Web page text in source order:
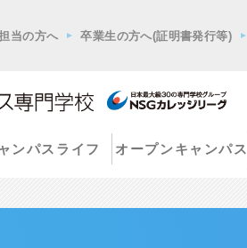
当の方へ 卒業生の方へ(証明書発行等)
ンパスライフ オープンキャンパス